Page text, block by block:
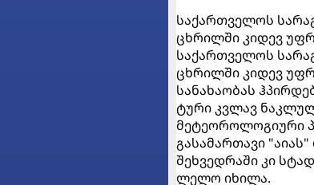
საქართველოს
ცხრილში კიდევ
საქართველოს
ცხრილში კიდევ
სანახაობას
ტური კვლავ
მეტეოროლოგიური
გასამართავი
შეხვედრაში კი
ლელო იხილა.